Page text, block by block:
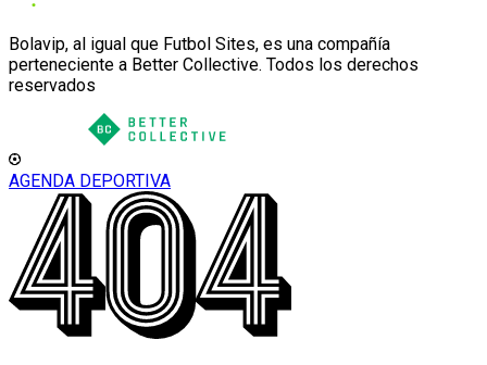
Bolavip, al igual que Futbol Sites, es una compañía
perteneciente a Better Collective. Todos los derechos
reservados
AGENDA DEPORTIVA